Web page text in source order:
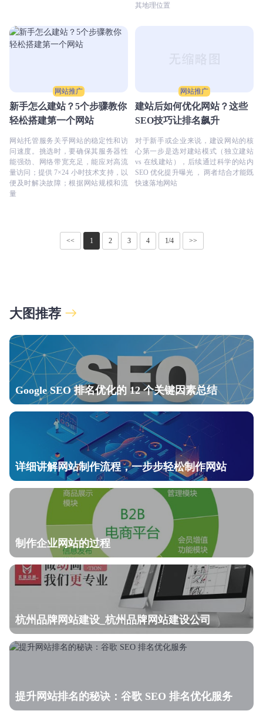
其地理位置
网站推广
新手怎么建站？5个步骤教你
轻松搭建第一个网站
网站托管服务关乎网站的稳定性和访
问速度。挑选时，要确保其服务器性
能强劲、网络带宽充足，能应对高流
量访问；提供 7×24 小时技术支持，以
便及时解决故障；根据网站规模和流
量
网站推广
建站后如何优化网站？这些
SEO技巧让排名飙升
对于新手或企业来说，建设网站的核
心第一步是选对建站模式（独立建站
vs 在线建站），后续通过科学的站内
SEO 优化提升曝光 ， 两者结合才能既
快速落地网站
<< 1 2 3 4 1/4 >>
大图推荐
Google SEO 排名优化的 12 个关键因素总结
详细讲解网站制作流程，一步步轻松制作网站
制作企业网站的过程
杭州品牌网站建设_杭州品牌网站建设公司
提升网站排名的秘诀：谷歌 SEO 排名优化服务